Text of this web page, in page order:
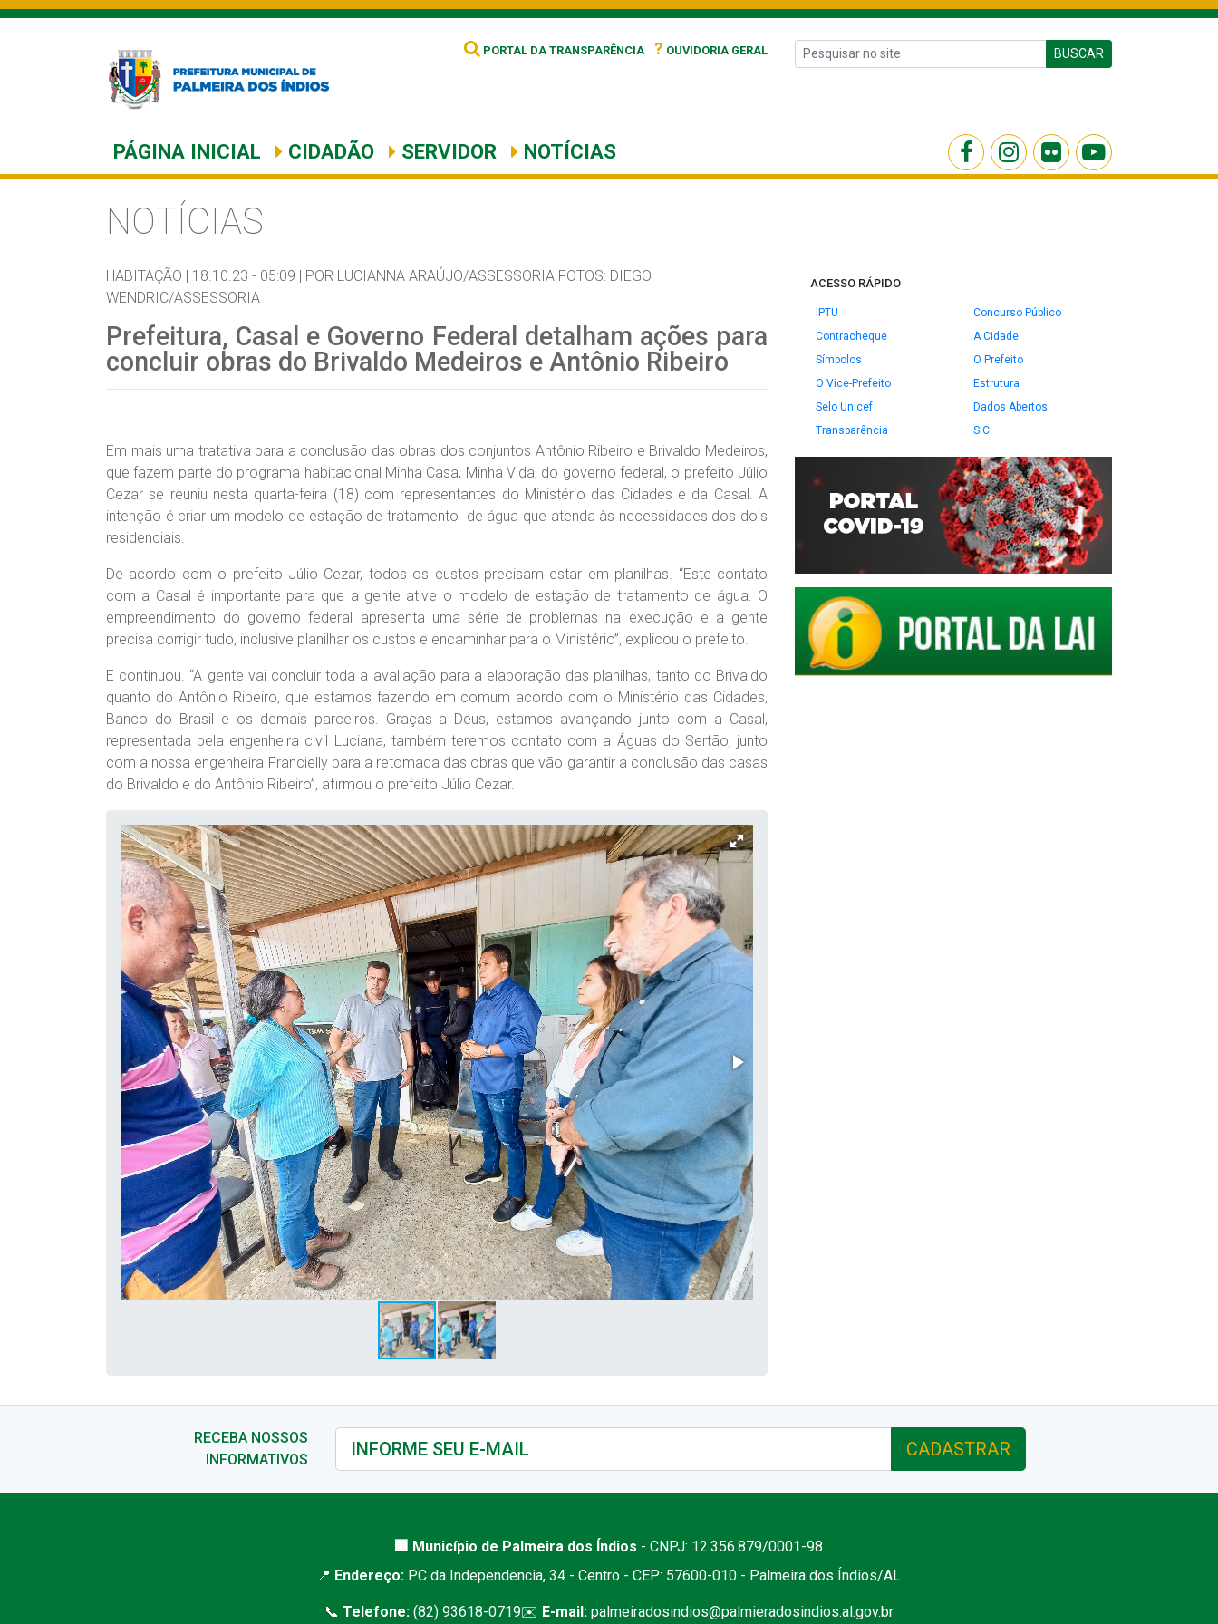
PORTAL DA TRANSPARÊNCIA ? OUVIDORIA GERAL BUSCAR
PÁGINA INICIAL CIDADÃO SERVIDOR NOTÍCIAS
NOTÍCIAS
HABITAÇÃO | 18.10.23 - 05:09 | POR LUCIANNA ARAÚJO/ASSESSORIA FOTOS: DIEGO
WENDRIC/ASSESSORIA
Prefeitura, Casal e Governo Federal detalham ações para
concluir obras do Brivaldo Medeiros e Antônio Ribeiro
Em mais uma tratativa para a conclusão das obras dos conjuntos Antônio Ribeiro e Brivaldo Medeiros,
que fazem parte do programa habitacional Minha Casa, Minha Vida, do governo federal, o prefeito Júlio
Cezar se reuniu nesta quarta-feira (18) com representantes do Ministério das Cidades e da Casal. A
intenção é criar um modelo de estação de tratamento de água que atenda às necessidades dos dois
residenciais.
De acordo com o prefeito Júlio Cezar, todos os custos precisam estar em planilhas. “Este contato
com a Casal é importante para que a gente ative o modelo de estação de tratamento de água. O
empreendimento do governo federal apresenta uma série de problemas na execução e a gente
precisa corrigir tudo, inclusive planilhar os custos e encaminhar para o Ministério”, explicou o prefeito.
E continuou. “A gente vai concluir toda a avaliação para a elaboração das planilhas, tanto do Brivaldo
quanto do Antônio Ribeiro, que estamos fazendo em comum acordo com o Ministério das Cidades,
Banco do Brasil e os demais parceiros. Graças a Deus, estamos avançando junto com a Casal,
representada pela engenheira civil Luciana, também teremos contato com a Águas do Sertão, junto
com a nossa engenheira Francielly para a retomada das obras que vão garantir a conclusão das casas
do Brivaldo e do Antônio Ribeiro”, afirmou o prefeito Júlio Cezar.
ACESSO RÁPIDO
IPTU
Concurso Público
Contracheque
A Cidade
Símbolos
O Prefeito
O Vice-Prefeito
Estrutura
Selo Unicef
Dados Abertos
Transparência
SIC
RECEBA NOSSOS
INFORMATIVOS
CADASTRAR
🏢 Município de Palmeira dos Índios - CNPJ: 12.356.879/0001-98
📍 Endereço: PC da Independencia, 34 - Centro - CEP: 57600-010 - Palmeira dos Índios/AL
📞 Telefone:(82) 93618-0719✉️ E-mail: palmeiradosindios@palmieradosindios.al.gov.br